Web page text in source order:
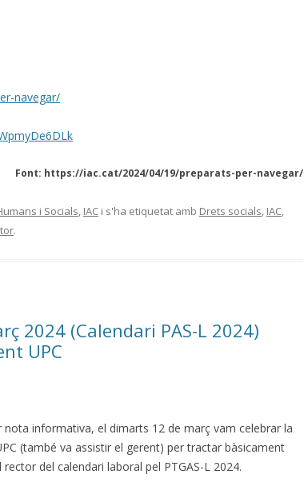
navegar/
Font: https://iac.cat/2024/04/19/preparats-per-navegar/
i Socials, IAC i s'ha etiquetat amb Drets socials, IAC,
.
2024 (Calendari PAS-L 2024)
UPC
nota informativa, el dimarts 12 de març vam celebrar la
(també va assistir el gerent) per tractar bàsicament
del calendari laboral pel PTGAS-L 2024.